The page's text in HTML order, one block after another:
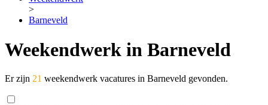
>
Barneveld
Weekendwerk in Barneveld
Er zijn 21 weekendwerk vacatures in Barneveld gevonden.